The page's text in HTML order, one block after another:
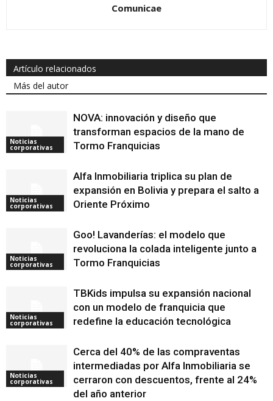
Comunicae
Artículo relacionados
Más del autor
Noticias
corporativas
NOVA: innovación y diseño que
transforman espacios de la mano de
Tormo Franquicias
Noticias
corporativas
Alfa Inmobiliaria triplica su plan de
expansión en Bolivia y prepara el salto a
Oriente Próximo
Noticias
corporativas
Goo! Lavanderías: el modelo que
revoluciona la colada inteligente junto a
Tormo Franquicias
Noticias
corporativas
TBKids impulsa su expansión nacional
con un modelo de franquicia que
redefine la educación tecnológica
Noticias
corporativas
Cerca del 40% de las compraventas
intermediadas por Alfa Inmobiliaria se
cerraron con descuentos, frente al 24%
del año anterior